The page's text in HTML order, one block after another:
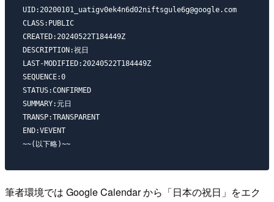
UID:20200101_uatigv0ek4n6d02niftsgule6g@google.com
CLASS:PUBLIC
CREATED:20240522T184449Z
DESCRIPTION:祝日
LAST-MODIFIED:20240522T184449Z
SEQUENCE:0
STATUS:CONFIRMED
SUMMARY:元日
TRANSP:TRANSPARENT
END:VEVENT
~~(以下略)~~
筆者環境では Google Calendar から「日本の祝日」をエク